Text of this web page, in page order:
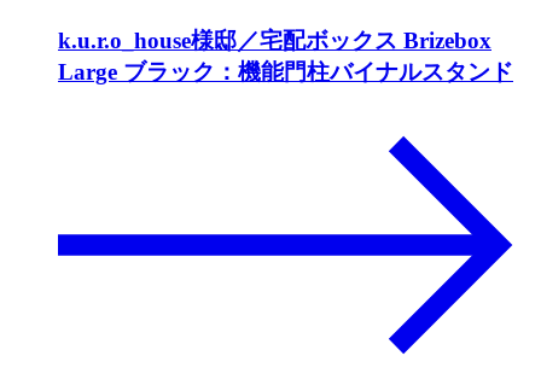
k.u.r.o_house様邸／宅配ボックス Brizebox
Large ブラック：機能門柱バイナルスタンド